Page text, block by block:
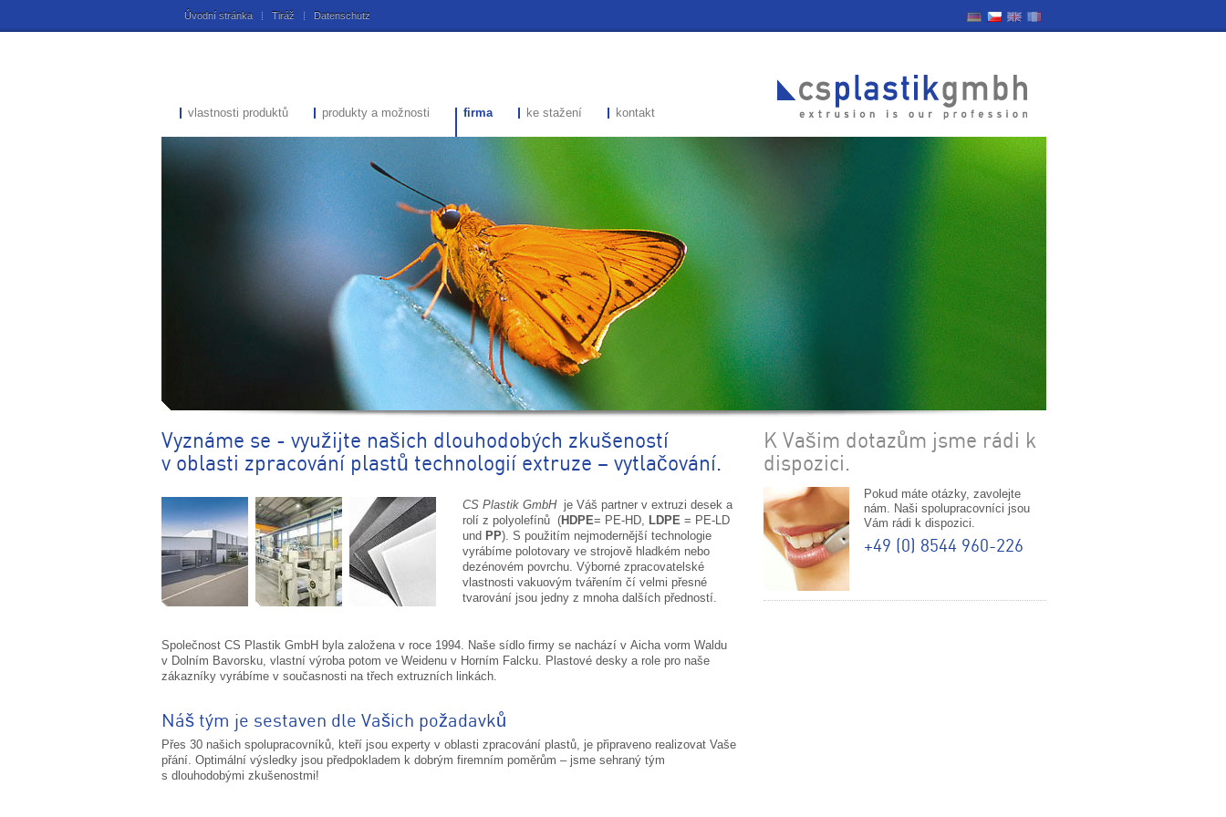
Úvodní stránka Tiráž Datenschutz
vlastnosti produktů produkty a možnosti firma ke stažení kontakt
Vyznáme se - využijte našich dlouhodobých zkušeností
v oblasti zpracování plastů technologií extruze – vytlačování.
CS Plastik GmbH je Váš partner v extruzi desek a
rolí z polyolefínů (HDPE= PE-HD, LDPE = PE-LD
und PP). S použitím nejmodernější technologie
vyrábíme polotovary ve strojově hladkém nebo
dezénovém povrchu. Výborné zpracovatelské
vlastnosti vakuovým tvářením čí velmi přesné
tvarování jsou jedny z mnoha dalších předností.
Společnost CS Plastik GmbH byla založena v roce 1994. Naše sídlo firmy se nachází v Aicha vorm Waldu
v Dolním Bavorsku, vlastní výroba potom ve Weidenu v Horním Falcku. Plastové desky a role pro naše
zákazníky vyrábíme v současnosti na třech extruzních linkách.
Náš tým je sestaven dle Vašich požadavků
Přes 30 našich spolupracovníků, kteří jsou experty v oblasti zpracování plastů, je připraveno realizovat Vaše
přání. Optimální výsledky jsou předpokladem k dobrým firemním poměrům – jsme sehraný tým
s dlouhodobými zkušenostmi!
K Vašim dotazům jsme rádi k
dispozici.
Pokud máte otázky, zavolejte
nám. Naši spolupracovníci jsou
Vám rádi k dispozici.
+49 (0) 8544 960-226